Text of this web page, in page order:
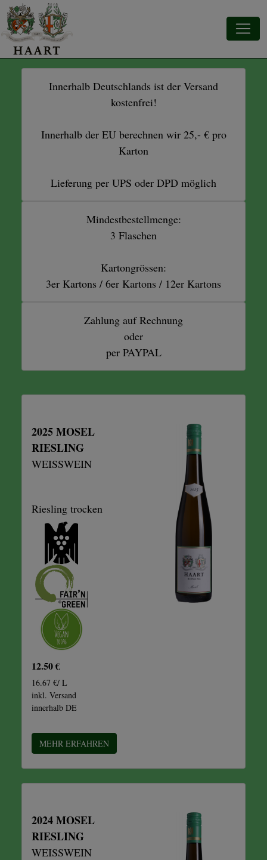
Innerhalb Deutschlands ist der Versand
kostenfrei!
Innerhalb der EU berechnen wir 25,- € pro
Karton
Lieferung per UPS oder DPD möglich
Mindestbestellmenge:
3 Flaschen
Kartongrössen:
3er Kartons / 6er Kartons / 12er Kartons
Zahlung auf Rechnung
oder
per PAYPAL
2025 MOSEL
RIESLING
WEISSWEIN
Riesling trocken
12.50 €
16.67 €/ L
inkl. Versand
innerhalb DE
MEHR ERFAHREN
2024 MOSEL
RIESLING
WEISSWEIN